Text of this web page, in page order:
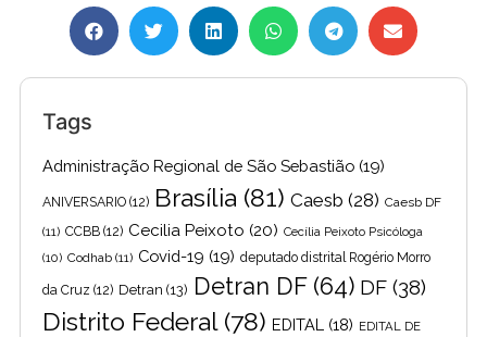
Tags
Administração Regional de São Sebastião (19)
ANIVERSARIO (12) Brasília (81) Caesb (28) Caesb DF
(11) CCBB (12) Cecilia Peixoto (20) Cecília Peixoto Psicóloga
(10) Codhab (11) Covid-19 (19) deputado distrital Rogério Morro
da Cruz (12) Detran (13) Detran DF(64) DF (38)
Distrito Federal(78) EDITAL (18) EDITAL DE